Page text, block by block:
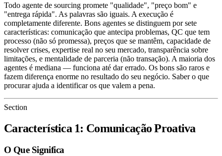
Todo agente de sourcing promete "qualidade", "preço bom" e
"entrega rápida". As palavras são iguais. A execução é
completamente diferente. Bons agentes se distinguem por sete
características: comunicação que antecipa problemas, QC que tem
processo (não só promessa), preços que se mantêm, capacidade de
resolver crises, expertise real no seu mercado, transparência sobre
limitações, e mentalidade de parceria (não transação). A maioria dos
agentes é mediana — funciona até dar errado. Os bons são raros e
fazem diferença enorme no resultado do seu negócio. Saber o que
procurar ajuda a identificar os que valem a pena.
Section
Característica 1: Comunicação Proativa
O Que Significa